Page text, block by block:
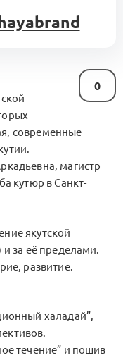
0
современные
магистр
кутюр в Санкт-
якутской
и за её пределами.
развитие.
халадай”,
течение” и пошив